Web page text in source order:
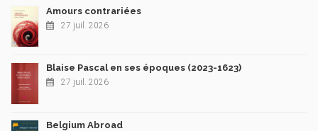
Amours contrariées
27 juil. 2026
Blaise Pascal en ses époques (2023-1623)
27 juil. 2026
Belgium Abroad